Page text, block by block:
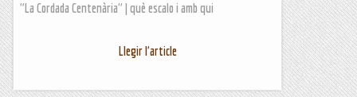
"La Cordada Centenària" | què escalo i amb qui
Llegir l'article